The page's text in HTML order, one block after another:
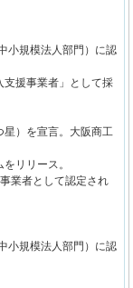
小規模法人部門）に認
支援事業者」として採
星）を宣言。大阪商工
リリース。
業者として認定され
小規模法人部門）に認